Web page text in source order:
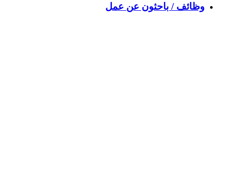
وظائف / باحثون عن عمل